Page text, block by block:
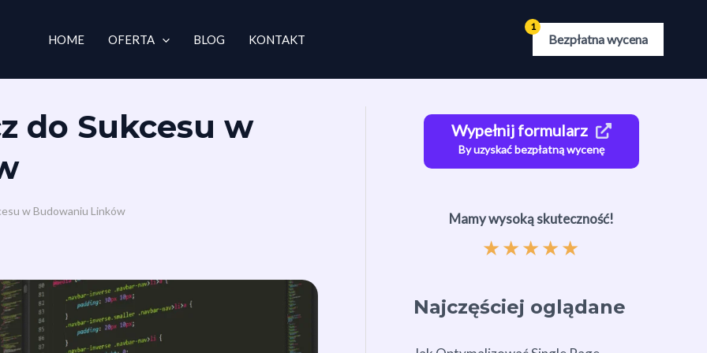
HOME OFERTA BLOG KONTAKT Bezpłatna wycena
do Sukcesu w
w Budowaniu Linków
Wypełnij formularz
By uzyskać bezpłatną wycenę
Mamy wysoką skuteczność!
★★★★★
Najczęściej oglądane